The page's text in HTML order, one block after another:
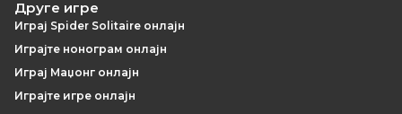
Друге игре
Играј Spider Solitaire онлајн
Играјте нонограм онлајн
Играј Маџонг онлајн
Играјте игре онлајн